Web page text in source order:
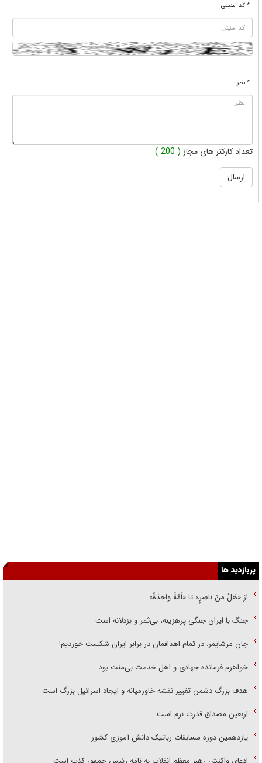
* کد امنیتی
* نظر
تعداد کارکتر های مجاز ( 200 )
پربازدید ها
از «هَلْ مِنْ ناصِرٍ» تا «اُمَّةً واحِدَةً»
جنگ با ایران جنگی پرهزینه، بی‌ثمر و بزدلانه است
جان مرشایمر: در تمام اهدافمان در برابر ایران شکست خوردیم!
خواهرم فرمانده جهادی و اهل خدمت بی‌منت بود
هدف بزرگ دشمن تغییر نقشه خاورمیانه و ایجاد اسرائیل بزرگ است
اربعین مصداق قدرت نرم است
یازدهمین دوره مسابقات رباتیک دانش آموزی کشور